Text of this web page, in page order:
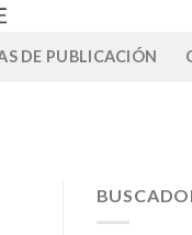
DE PUBLICACIÓN